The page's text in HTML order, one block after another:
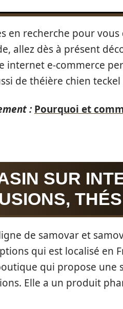
en recherche pour
allez dès à présent
internet e-commerce
de théière chien
: Pourquoi et
SUR
de samovar et
qui est localisé en
qui propose
Elle a un produit